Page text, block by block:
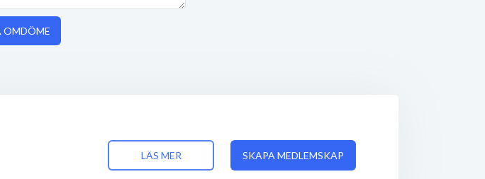
OMDÖME
LÄS MER SKAPA MEDLEMSKAP